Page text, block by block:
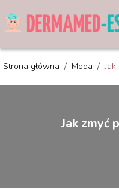
Strona główna / Moda /Jak
Jak zmyć